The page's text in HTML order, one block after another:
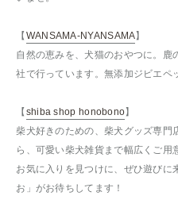
【WANSAMA-NYANSAMA】
自然の恵みを、犬猫のおやつに。鹿
社で行っています。無添加ジビエペ
【shiba shop honobono】
柴犬好きのための、柴犬グッズ専門
ら、可愛い柴犬雑貨まで幅広くご用
お気に入りを見つけに、ぜひ遊びに
お」がお待ちしてます！